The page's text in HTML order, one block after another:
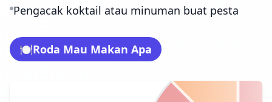
Pengacak koktail atau minuman buat pesta
🍽️Roda Mau Makan Apa